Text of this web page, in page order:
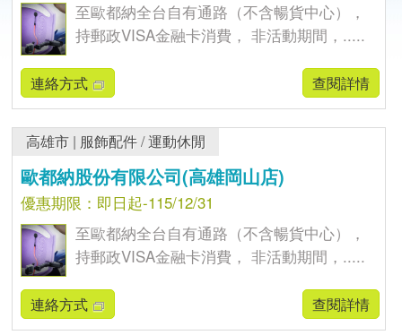
至歐都納全台自有通路（不含暢貨中心），
持郵政VISA金融卡消費， 非活動期間，.....
連絡方式 查閱詳情
高雄市 | 服飾配件/運動休閒
歐都納股份有限公司(高雄岡山店)
優惠期限：即日起-115/12/31
至歐都納全台自有通路（不含暢貨中心），
持郵政VISA金融卡消費， 非活動期間，.....
連絡方式 查閱詳情